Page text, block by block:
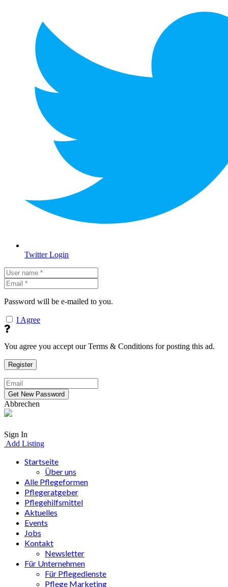
Twitter Login
Password will be e-mailed to you.
I Agree
You agree you accept our Terms & Conditions for posting this ad.
Abbrechen
Sign In
Add Listing
Startseite
Über uns
Alle Pflegeformen
Pflegeratgeber
Pflegehilfsmittel
Aktuelles
Events
Jobs
Kontakt
Newsletter
Für Unternehmen
Für Pflegedienste
Pflege Marketing